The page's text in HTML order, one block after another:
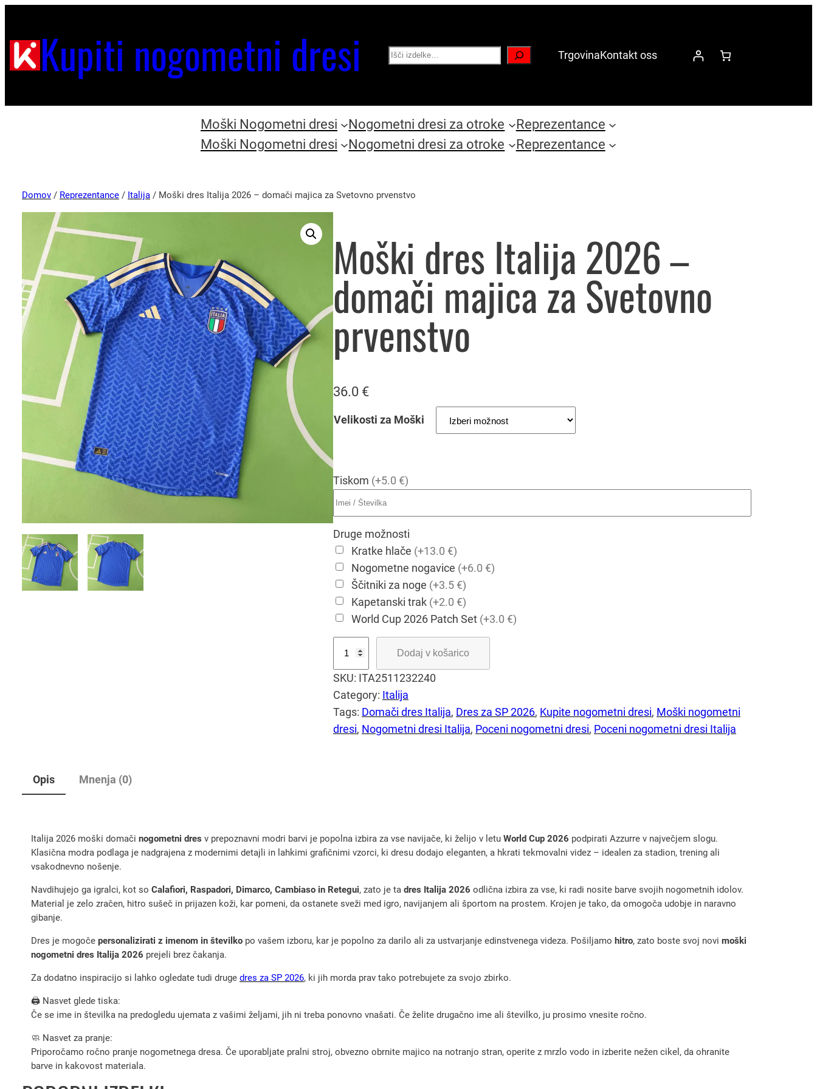
Kupiti nogometni dresi Search TrgovinaKontakt oss
Moški Nogometni dresi Nogometni dresi za otroke
Reprezentance
Moški Nogometni dresi
Nogometni dresi za otroke Reprezentance
Domov / Reprezentance / Italija / Moški dres Italija 2026 – domači majica za Svetovno prvenstvo
Moški dres Italija 2026 –
domači majica za Svetovno
prvenstvo
36.0 €
Velikosti za Moški
Tiskom (+5.0 €)
Druge možnosti
Kratke hlače (+13.0 €)
Nogometne nogavice (+6.0 €)
Ščitniki za noge (+3.5 €)
Kapetanski trak (+2.0 €)
World Cup 2026 Patch Set (+3.0 €)
š
k
i
d
l
a
–
o
a
Dodaj v košarico
SKU: ITA2511232240
Category: Italija
Tags: Domači dres Italija, Dres za SP 2026, Kupite nogometni dresi, Moški nogometni
dresi, Nogometni dresi Italija, Poceni nogometni dresi, Poceni nogometni dresi Italija
Opis Mnenja (0)
Italija 2026 moški domači nogometni dres v prepoznavni modri barvi je popolna izbira za vse navijače, ki želijo v letu World Cup 2026 podpirati Azzurre v največjem slogu.
Klasična modra podlaga je nadgrajena z modernimi detajli in lahkimi grafičnimi vzorci, ki dresu dodajo eleganten, a hkrati tekmovalni videz – idealen za stadion, trening ali
vsakodnevno nošenje.
Navdihujejo ga igralci, kot so Calafiori, Raspadori, Dimarco, Cambiaso in Retegui, zato je ta dres Italija 2026 odlična izbira za vse, ki radi nosite barve svojih nogometnih idolov.
Material je zelo zračen, hitro sušeč in prijazen koži, kar pomeni, da ostanete sveži med igro, navijanjem ali športom na prostem. Krojen je tako, da omogoča udobje in naravno
gibanje.
Dres je mogoče personalizirati z imenom in številko po vašem izboru, kar je popolno za darilo ali za ustvarjanje edinstvenega videza. Pošiljamo hitro, zato boste svoj novi moški
nogometni dres Italija 2026 prejeli brez čakanja.
Za dodatno inspiracijo si lahko ogledate tudi druge dres za SP 2026, ki jih morda prav tako potrebujete za svojo zbirko.
🖨️ Nasvet glede tiska:
Če se ime in številka na predogledu ujemata z vašimi željami, jih ni treba ponovno vnašati. Če želite drugačno ime ali številko, ju prosimo vnesite ročno.
🧼 Nasvet za pranje:
Priporočamo ročno pranje nogometnega dresa. Če uporabljate pralni stroj, obvezno obrnite majico na notranjo stran, operite z mrzlo vodo in izberite nežen cikel, da ohranite
barve in kakovost materiala.